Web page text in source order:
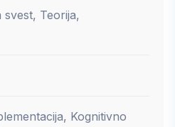
Teorija,
Kognitivno